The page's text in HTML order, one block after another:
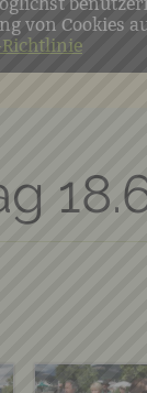
von Cookies